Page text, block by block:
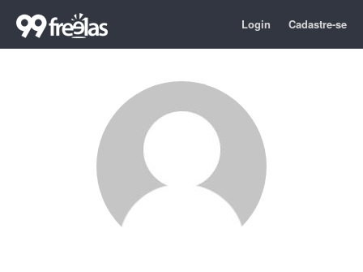
Login Cadastre-se